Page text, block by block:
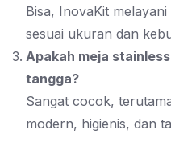
Bisa, InovaKit
sesuai ukuran dan
Apakah meja
tangga?
Sangat cocok,
modern, higienis, dan